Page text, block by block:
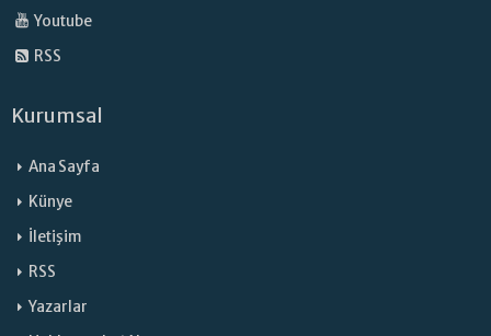
Youtube
RSS
Kurumsal
Ana Sayfa
Künye
İletişim
RSS
Yazarlar